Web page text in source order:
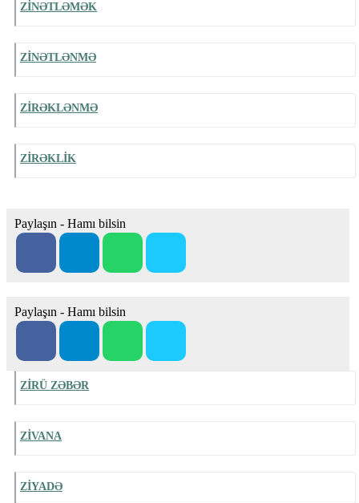
ZİNƏTLƏMƏK
ZİNƏTLƏNMƏ
ZİRƏKLƏNMƏ
ZİRƏKLİK
Paylaşın - Hamı bilsin
Paylaşın - Hamı bilsin
ZİRÜ ZƏBƏR
ZİVANA
ZİYADƏ